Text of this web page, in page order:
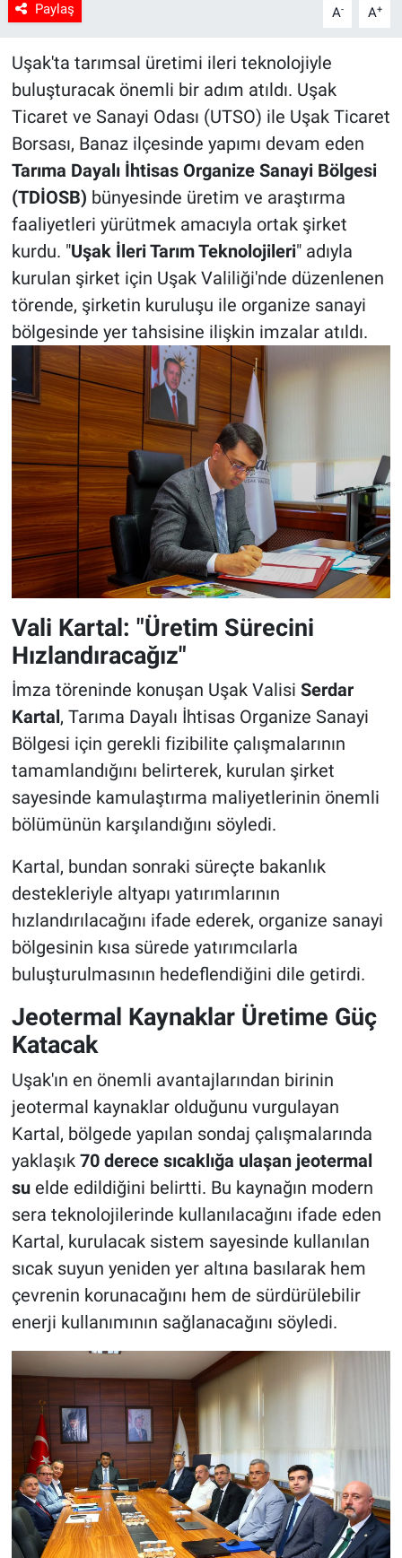
Paylaş A- A+
Uşak'ta tarımsal üretimi ileri teknolojiyle
buluşturacak önemli bir adım atıldı. Uşak
Ticaret ve Sanayi Odası (UTSO) ile Uşak Ticaret
Borsası, Banaz ilçesinde yapımı devam eden
Tarıma Dayalı İhtisas Organize Sanayi Bölgesi
(TDİOSB) bünyesinde üretim ve araştırma
faaliyetleri yürütmek amacıyla ortak şirket
kurdu. "Uşak İleri Tarım Teknolojileri" adıyla
kurulan şirket için Uşak Valiliği'nde düzenlenen
törende, şirketin kuruluşu ile organize sanayi
bölgesinde yer tahsisine ilişkin imzalar atıldı.
Vali Kartal: "Üretim Sürecini
Hızlandıracağız"
İmza töreninde konuşan Uşak Valisi Serdar
Kartal , Tarıma Dayalı İhtisas Organize Sanayi
Bölgesi için gerekli fizibilite çalışmalarının
tamamlandığını belirterek, kurulan şirket
sayesinde kamulaştırma maliyetlerinin önemli
bölümünün karşılandığını söyledi.
Kartal, bundan sonraki süreçte bakanlık
destekleriyle altyapı yatırımlarının
hızlandırılacağını ifade ederek, organize sanayi
bölgesinin kısa sürede yatırımcılarla
buluşturulmasının hedeflendiğini dile getirdi.
Jeotermal Kaynaklar Üretime Güç
Katacak
Uşak'ın en önemli avantajlarından birinin
jeotermal kaynaklar olduğunu vurgulayan
Kartal, bölgede yapılan sondaj çalışmalarında
yaklaşık 70 derece sıcaklığa ulaşan jeotermal
suelde edildiğini belirtti. Bu kaynağın modern
sera teknolojilerinde kullanılacağını ifade eden
Kartal, kurulacak sistem sayesinde kullanılan
sıcak suyun yeniden yer altına basılarak hem
çevrenin korunacağını hem de sürdürülebilir
enerji kullanımının sağlanacağını söyledi.